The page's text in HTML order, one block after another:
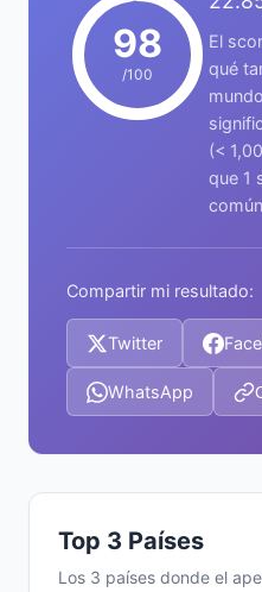
98
/100
El
qué
(<
que 1
Compartir mi resultado:
Twitter
WhatsApp
Top 3 Países
Los 3 países donde el